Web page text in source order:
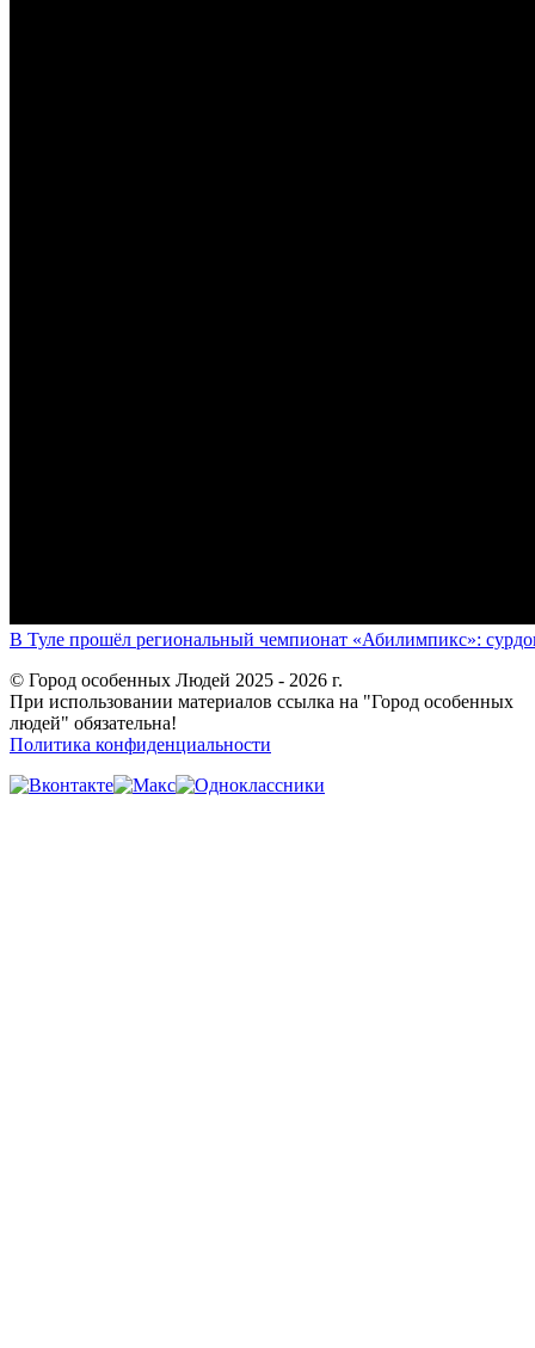
В Туле прошёл региональный чемпионат «Абилимпикс»:
© Город особенных Людей 2025 - 2026 г.
При использовании материалов ссылка на "Город особенных
людей" обязательна!
Политика конфиденциальности